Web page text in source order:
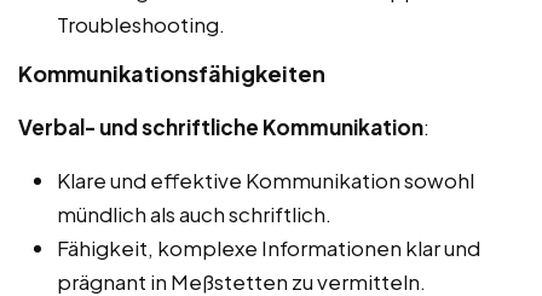
Troubleshooting.
Kommunikationsfähigkeiten
Verbal- und schriftliche Kommunikation:
Klare und effektive Kommunikation sowohl
mündlich als auch schriftlich.
Fähigkeit, komplexe Informationen klar und
prägnant in Meßstetten zu vermitteln.